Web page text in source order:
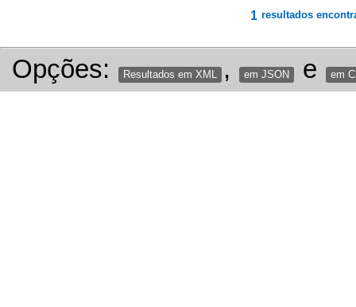
1 resultados
Opções: Resultados em XML , em JSON e em